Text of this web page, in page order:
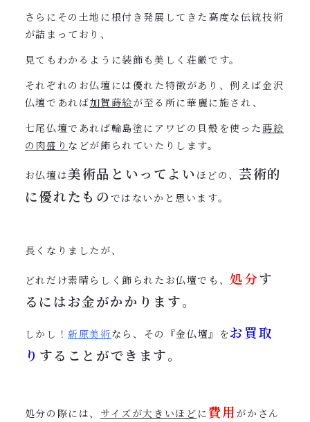
さらにその土地に根付き発展してきた高度な伝統技術
が詰まっており、
見てもわかるように装飾も美しく荘厳です。
それぞれのお仏壇には優れた特徴があり、例えば金沢
仏壇であれば加賀蒔絵が至る所に華麗に施され、
七尾仏壇であれば輪島塗にアワビの貝殻を使った蒔絵
の肉盛り などが飾られていたりします。
お仏壇は美術品といってよい ほどの、 芸術的
に優れたもの ではないかと思います。
長くなりましたが、
どれだけ素晴らしく飾られたお仏壇でも、処分す
るにはお金がかかります。
しかし！新原美術なら、その『金仏壇』をお買取
り することができます。
処分の際には、 サイズが大きいほど に費用 がかさん